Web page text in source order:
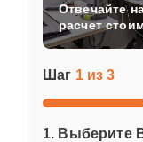
Шаг 1 из 3
1. Выберите
Отвечайте
расчет